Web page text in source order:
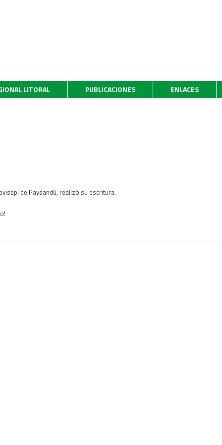
LITORAL PUBLICACIONES ENLACES
de Paysandú, realizó su escritura.